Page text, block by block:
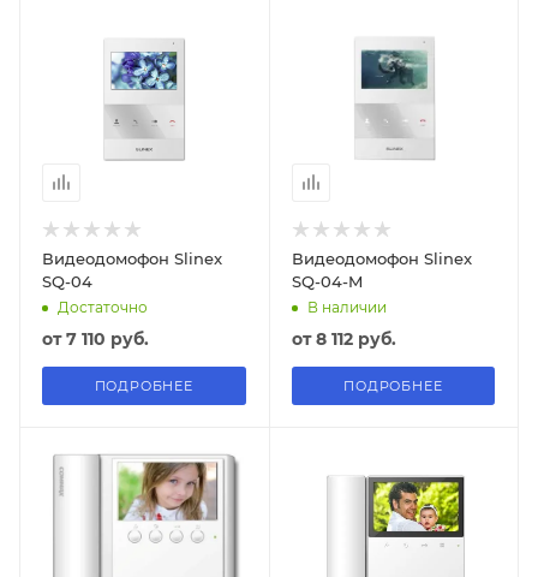
Видеодомофон Slinex
SQ-04
Достаточно
от7 110 руб.
ПОДРОБНЕЕ
Видеодомофон Slinex
SQ-04-M
В наличии
от8 112 руб.
ПОДРОБНЕЕ